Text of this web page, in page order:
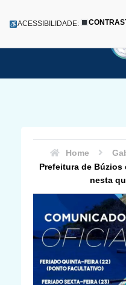
para
ACESSIBILIDADE:
Home
Prefeitura de
nesta